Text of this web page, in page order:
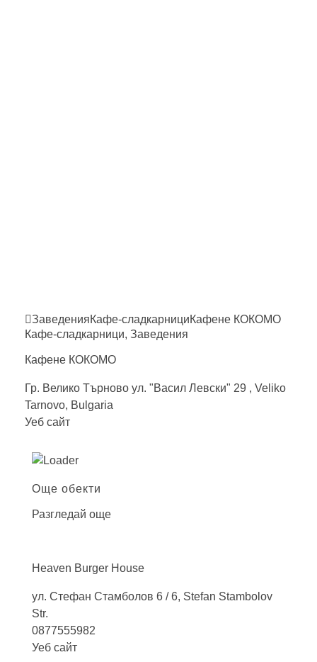
ЗаведенияКафе-сладкарнициКафене КОКОМО
Кафе-сладкарници, Заведения
Кафене КОКОМО
Гр. Велико Търново ул. "Васил Левски" 29 , Veliko
Tarnovo, Bulgaria
Уеб сайт
Още обекти
Разгледай още
Heaven Burger House
ул. Стефан Стамболов 6 / 6, Stefan Stambolov
Str.
0877555982
Уеб сайт